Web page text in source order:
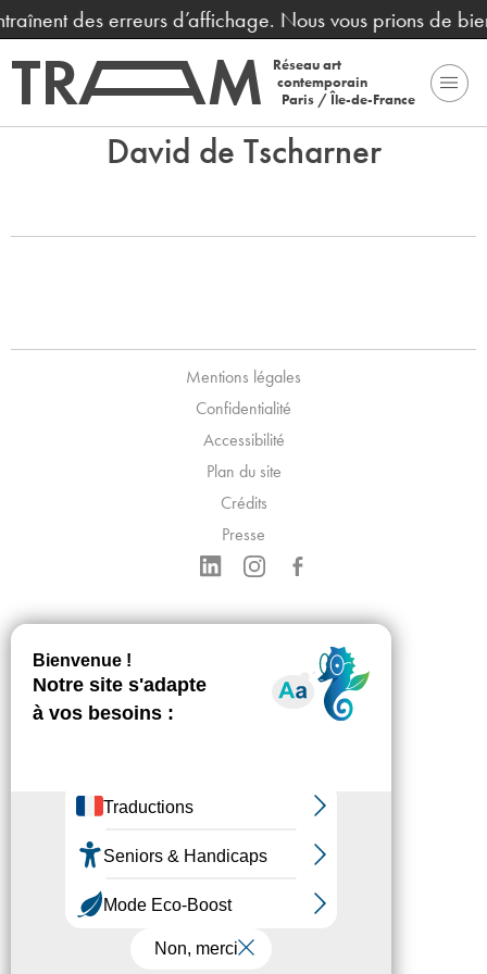
des erreurs d’affichage. Nous vous prions de
Réseau art
contemporain
Paris / Île-de-France
David de Tscharner
Mentions légales
Confidentialité
Accessibilité
Plan du site
Crédits
Presse